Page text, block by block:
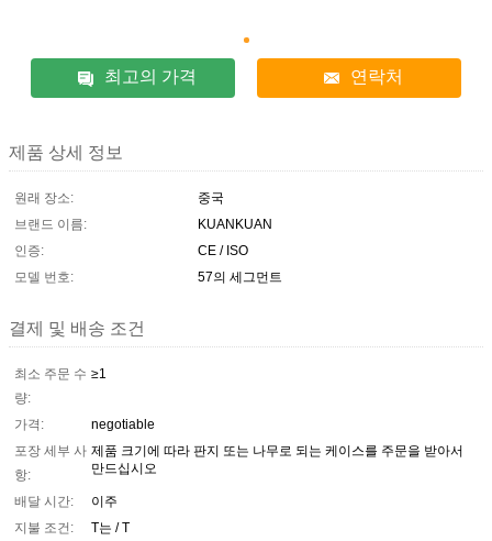
최고의 가격 연락처
제품 상세 정보
원래 장소:
중국
브랜드 이름:
KUANKUAN
인증:
CE / ISO
모델 번호:
57의 세그먼트
결제 및 배송 조건
최소 주문 수
량:
≥1
가격:
negotiable
포장 세부 사
항:
제품 크기에 따라 판지 또는 나무로 되는 케이스를 주문을 받아서
만드십시오
배달 시간:
이주
지불 조건:
T는 / T